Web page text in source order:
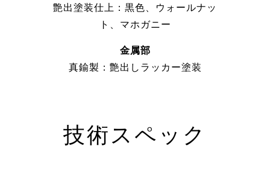
艶出塗装仕上：黒色、ウォールナッ
ト、マホガニー
金属部
真鍮製：艶出しラッカー塗装
技術スペック